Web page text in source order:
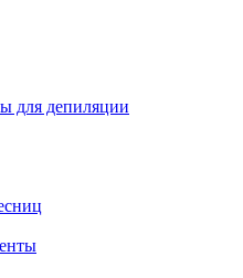
для депиляции